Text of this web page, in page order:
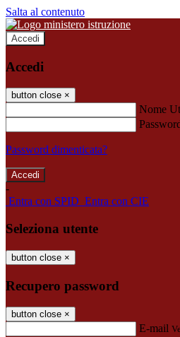
Salta al contenuto
Accedi
Accedi
button close ×
Nome
Password dimenticata?
-
Entra con SPID Entra con CIE
Seleziona utente
button close ×
Recupero password
button close ×
E-mail